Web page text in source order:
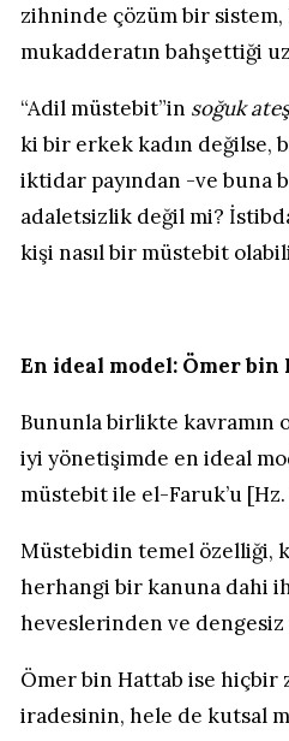
zihninde çözüm bir
mukadderatın bahşettiği
“Adil müstebit”in soğuk
ki bir erkek kadın değilse,
iktidar payından -ve buna
adaletsizlik değil mi?
kişi nasıl bir müstebit
En ideal model: Ömer bin
Bununla birlikte kavramın
iyi yönetişimde en ideal
müstebit ile el-Faruk’u
Müstebidin temel özelliği,
herhangi bir kanuna dahi
heveslerinden ve
Ömer bin Hattab ise hiçbir
iradesinin, hele de kutsal